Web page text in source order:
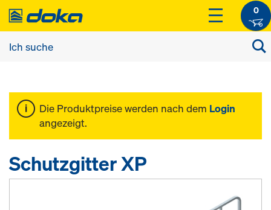
0
Die Produktpreise werden nach dem Login
angezeigt.
Schutzgitter XP